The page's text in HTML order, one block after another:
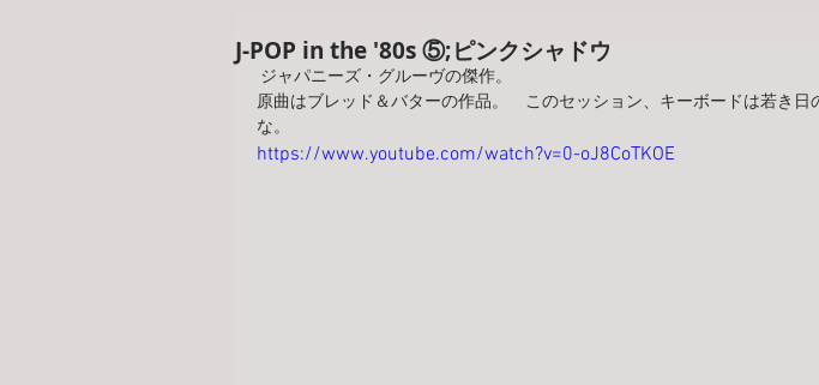
J-POP in the '80s ⑤;ピンクシャドウ
ジャパニーズ・グルーヴの傑作。
原曲はブレッド＆バターの作品。　このセッション、キーボードは若き日
な。
https://www.youtube.com/watch?v=0-oJ8CoTKOE